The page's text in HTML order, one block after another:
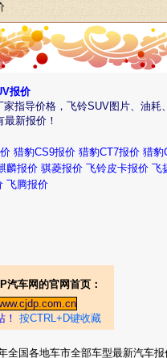
报价
指导价格，飞铃SUV图片、油耗
新报价！
猎豹CS9报价 猎豹CT7报价 猎豹
麟报价 骐菱报价 飞铃皮卡报价 飞
飞腾报价
汽车网的官网首页：
！ 按CTRL+D键收藏
全国各地车市全部车型最新汽车报